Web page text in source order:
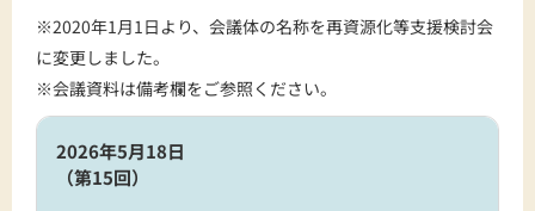
※2020年1月1日より、会議体の名称を再資源化等支援検討会
に変更しました。
※会議資料は備考欄をご参照ください。
2026年5月18日
（第15回）